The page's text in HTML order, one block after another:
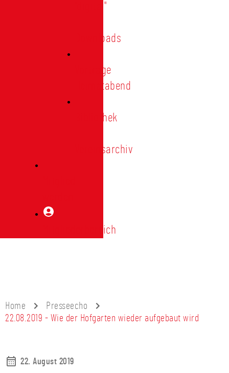
"digital"
Downloads
Vorträge
Heimatabend
Bibliothek
Vereinsarchiv
Mitgliederbereich
Home
Presseecho
22.08.2019 - Wie der Hofgarten wieder aufgebaut wird
22. August 2019